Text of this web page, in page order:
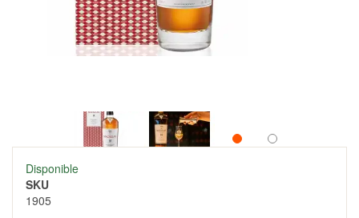
the
beginning
Disponible
SKU
1905